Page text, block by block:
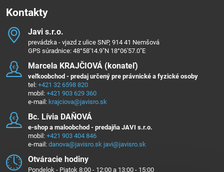
Kontakty
Javi s​.r​.o​.
prevádzka - vjazd z ulice SNP, 914 41 Nemšová
GPS súradnice: 48°58'14.9"N 18°06'57.0"E
Marcela KRAJČIOVÁ (konateľ)
veľkoobchod - predaj určený pre právnické a fyzické osoby
tel: +421 32 6598 820
mobil: +421 903 629 360
e-mail: krajciova@javisro.sk
Bc​. Lívia DAŇOVÁ
e-shop a maloobchod - predajňa JAVI s.r.o.
mobil: +421 903 404 846
e-mail: danova@javisro.sk javi@javisro.sk
Otváracie hodiny
Pondelok - Piatok 8:00 - 12:00 a 13:00 - 15:00